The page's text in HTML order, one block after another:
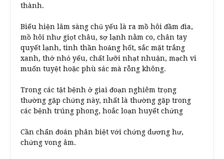
thành.
Biểu hiện lâm sàng chủ yếu là ra mồ hôi đầm đìa,
mồ hôi như giọt châu, sợ lạnh nằm co, chân tay
quyết lạnh, tinh thần hoảng hốt, sắc mặt trắng
xanh, thở nhỏ yếu, chất lưỡi nhạt nhuận, mạch vi
muốn tuyệt hoặc phù sác mà rỗng không.
Trong các tật bệnh ở giai đoạn nghiêm trọng
thường gặp chứng này, nhất là thường gặp trong
các bệnh trúng phong, hoắc loạn huyết chứng
Cần chẩn đoán phân biệt với chứng dương hư,
chứng vong âm.